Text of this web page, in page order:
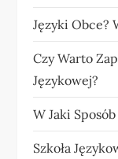
Języki Obce?
Czy Warto
Językowej?
W Jaki
Szkoła